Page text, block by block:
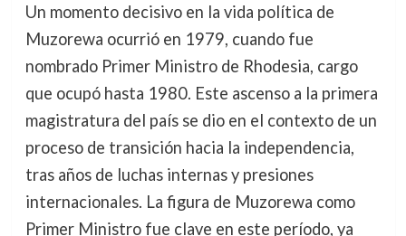
Un momento decisivo en la vida política de
Muzorewa ocurrió en 1979, cuando fue
nombrado Primer Ministro de Rhodesia, cargo
que ocupó hasta 1980. Este ascenso a la primera
magistratura del país se dio en el contexto de un
proceso de transición hacia la independencia,
tras años de luchas internas y presiones
internacionales. La figura de Muzorewa como
Primer Ministro fue clave en este período, ya